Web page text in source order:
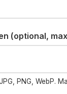
(optional,
PNG, WebP.